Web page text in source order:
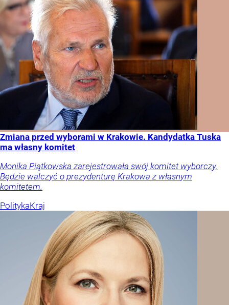
Zmiana przed wyborami w Krakowie. Kandydatka Tuska
ma własny komitet
Monika Piątkowska zarejestrowała swój komitet wyborczy.
Będzie walczyć o prezydenturę Krakowa z własnym
komitetem.
PolitykaKraj